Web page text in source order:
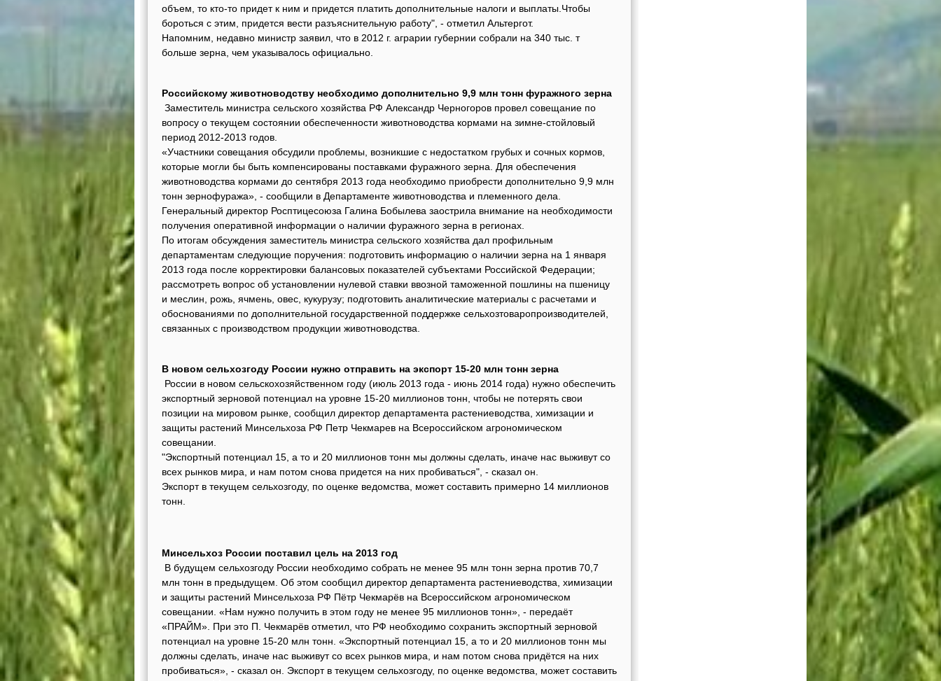
объем, то кто-то придет к ним и придется платить дополнительные налоги и выплаты.Чтобы
бороться с этим, придется вести разъяснительную работу", - отметил Альтергот.
Напомним, недавно министр заявил, что в 2012 г. аграрии губернии собрали на 340 тыс. т
больше зерна, чем указывалось официально.
Российскому животноводству необходимо дополнительно 9,9 млн тонн фуражного зерна
Заместитель министра сельского хозяйства РФ Александр Черногоров провел совещание по
вопросу о текущем состоянии обеспеченности животноводства кормами на зимне-стойловый
период 2012-2013 годов.
«Участники совещания обсудили проблемы, возникшие с недостатком грубых и сочных кормов,
которые могли бы быть компенсированы поставками фуражного зерна. Для обеспечения
животноводства кормами до сентября 2013 года необходимо приобрести дополнительно 9,9 млн
тонн зернофуража», - сообщили в Департаменте животноводства и племенного дела.
Генеральный директор Росптицесоюза Галина Бобылева заострила внимание на необходимости
получения оперативной информации о наличии фуражного зерна в регионах.
По итогам обсуждения заместитель министра сельского хозяйства дал профильным
департаментам следующие поручения: подготовить информацию о наличии зерна на 1 января
2013 года после корректировки балансовых показателей субъектами Российской Федерации;
рассмотреть вопрос об установлении нулевой ставки ввозной таможенной пошлины на пшеницу
и меслин, рожь, ячмень, овес, кукурузу; подготовить аналитические материалы с расчетами и
обоснованиями по дополнительной государственной поддержке сельхозтоваропроизводителей,
связанных с производством продукции животноводства.
В новом сельхозгоду России нужно отправить на экспорт 15-20 млн тонн зерна
России в новом сельскохозяйственном году (июль 2013 года - июнь 2014 года) нужно обеспечить
экспортный зерновой потенциал на уровне 15-20 миллионов тонн, чтобы не потерять свои
позиции на мировом рынке, сообщил директор департамента растениеводства, химизации и
защиты растений Минсельхоза РФ Петр Чекмарев на Всероссийском агрономическом
совещании.
"Экспортный потенциал 15, а то и 20 миллионов тонн мы должны сделать, иначе нас выживут со
всех рынков мира, и нам потом снова придется на них пробиваться", - сказал он.
Экспорт в текущем сельхозгоду, по оценке ведомства, может составить примерно 14 миллионов
тонн.
Минсельхоз России поставил цель на 2013 год
В будущем сельхозгоду России необходимо собрать не менее 95 млн тонн зерна против 70,7
млн тонн в предыдущем. Об этом сообщил директор департамента растениеводства, химизации
и защиты растений Минсельхоза РФ Пётр Чекмарёв на Всероссийском агрономическом
совещании. «Нам нужно получить в этом году не менее 95 миллионов тонн», - передаёт
«ПРАЙМ». При это П. Чекмарёв отметил, что РФ необходимо сохранить экспортный зерновой
потенциал на уровне 15-20 млн тонн. «Экспортный потенциал 15, а то и 20 миллионов тонн мы
должны сделать, иначе нас выживут со всех рынков мира, и нам потом снова придётся на них
пробиваться», - сказал он. Экспорт в текущем сельхозгоду, по оценке ведомства, может составить